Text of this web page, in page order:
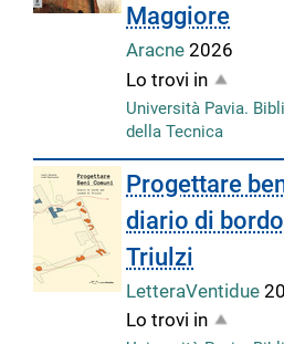
Maggiore
Aracne2026
Lo trovi in
Università Pavia.
della Tecnica
Progettare
diario di
Triulzi
LetteraVentidue
Lo trovi in